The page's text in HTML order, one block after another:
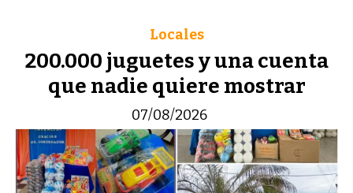
200.000 juguetes y una cuenta
que nadie quiere mostrar
Locales
07/08/2026